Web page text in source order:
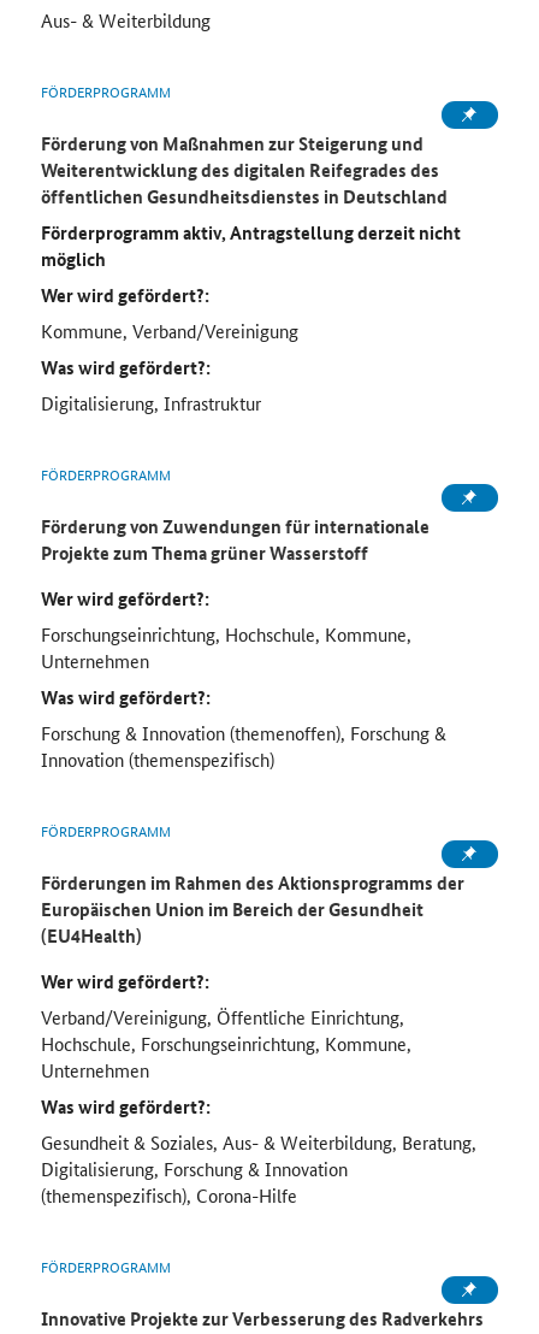
Aus- & Weiterbildung
FÖRDERPROGRAMM
Förderung von Maßnahmen zur Steigerung und
Weiterentwicklung des digitalen Reifegrades des
öffentlichen Gesundheitsdienstes in Deutschland
Förderprogramm aktiv, Antragstellung derzeit nicht
möglich
Wer wird gefördert?:
Kommune, Verband/Vereinigung
Was wird gefördert?:
Digitalisierung, Infrastruktur
FÖRDERPROGRAMM
Förderung von Zuwendungen für internationale
Projekte zum Thema grüner Wasserstoff
Wer wird gefördert?:
Forschungseinrichtung, Hochschule, Kommune,
Unternehmen
Was wird gefördert?:
Forschung & Innovation (themenoffen), Forschung &
Innovation (themenspezifisch)
FÖRDERPROGRAMM
Förderungen im Rahmen des Aktionsprogramms der
Europäischen Union im Bereich der Gesundheit
(EU4Health)
Wer wird gefördert?:
Verband/Vereinigung, Öffentliche Einrichtung,
Hochschule, Forschungseinrichtung, Kommune,
Unternehmen
Was wird gefördert?:
Gesundheit & Soziales, Aus- & Weiterbildung, Beratung,
Digitalisierung, Forschung & Innovation
(themenspezifisch), Corona-Hilfe
FÖRDERPROGRAMM
Innovative Projekte zur Verbesserung des Radverkehrs